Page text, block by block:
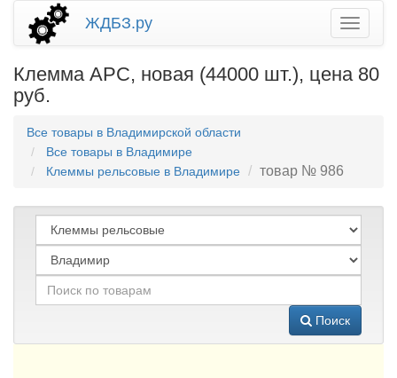
ЖДБЗ.ру
Клемма АРС, новая (44000 шт.), цена 80
руб.
Все товары в Владимирской области
Все товары в Владимире
Клеммы рельсовые в Владимире
товар № 986
Поиск